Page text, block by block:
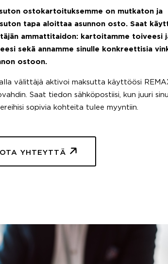
ostokartoituksemme on mutkaton ja
tapa aloittaa asunnon osto. Saat
ammattitaidon: kartoitamme toiveesi
sekä annamme sinulle konkreettisia
ostoon.
välittäjä aktivoi maksutta käyttöösi
Saat tiedon sähköpostiisi, kun juuri
sopivia kohteita tulee myyntiin.
OTA YHTEYTTÄ